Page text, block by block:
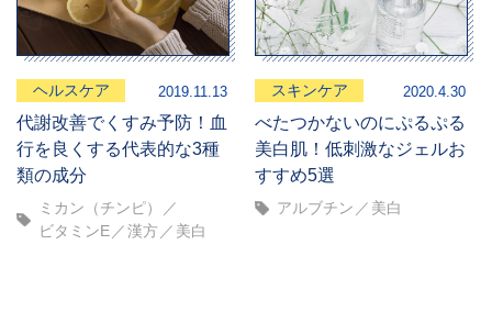
ヘルスケア 2019.11.13
代謝改善でくすみ予防！血
行を良くする代表的な3種
類の成分
ミカン（チンピ）
ビタミンE
漢方 美白
スキンケア 2020.4.30
べたつかないのにぷるぷる
美白肌！低刺激なジェルお
すすめ5選
アルブチン 美白